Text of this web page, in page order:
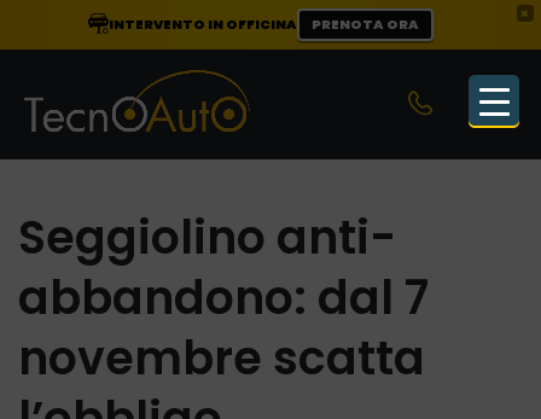
×
INTERVENTO IN OFFICINA PRENOTA ORA
Seggiolino anti-
abbandono: dal 7
novembre scatta